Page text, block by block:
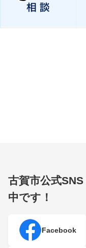
古賀市公式SNS
中です！
Facebook